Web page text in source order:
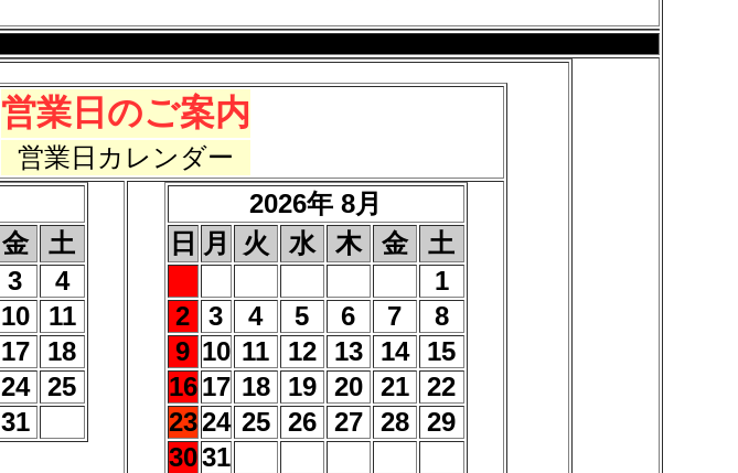
営業日のご案内
営業日カレンダー
金
土
3
4
10
11
17
18
24
25
31
2026年 8月
日 月 火 水 木 金
土
1
2
3 4 5 6 7
8
9 10 11 12 13 14
15
16 17 18 19 20 21
22
2324 25 26 27 28
29
3031